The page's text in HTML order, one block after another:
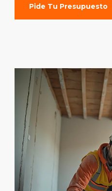
Pide Tu Presupuesto